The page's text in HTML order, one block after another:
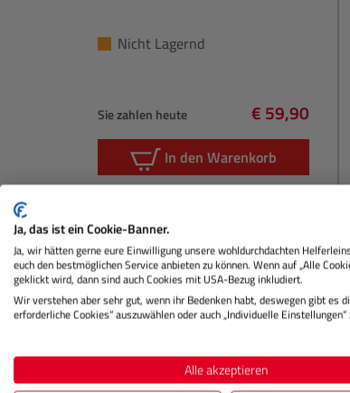
Nicht Lagernd
Sie zahlen heute
Regulärer
€ 59,90
In den Warenkorb
Ja, das ist ein Cookie-Banner.
Ja, wir hätten gerne eure Einwilligung unsere wohldurchdachten
euch den bestmöglichen Service anbieten zu können. Wenn auf „Alle
geklickt wird, dann sind auch Cookies mit USA-Bezug inkludiert.
Wir verstehen aber sehr gut, wenn ihr Bedenken habt, deswegen gibt es
erforderliche Cookies“ auszuwählen oder auch „Individuelle
Alle akzeptieren